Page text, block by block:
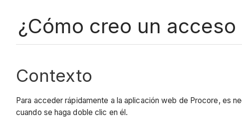
¿Cómo creo un
Contexto
Para acceder rápidamente a la aplicación web de Procore, es
cuando se haga doble clic en él.